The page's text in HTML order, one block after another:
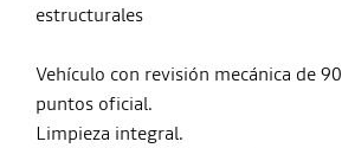
estructurales
Vehículo con revisión mecánica de 90
puntos oficial.
Limpieza integral.